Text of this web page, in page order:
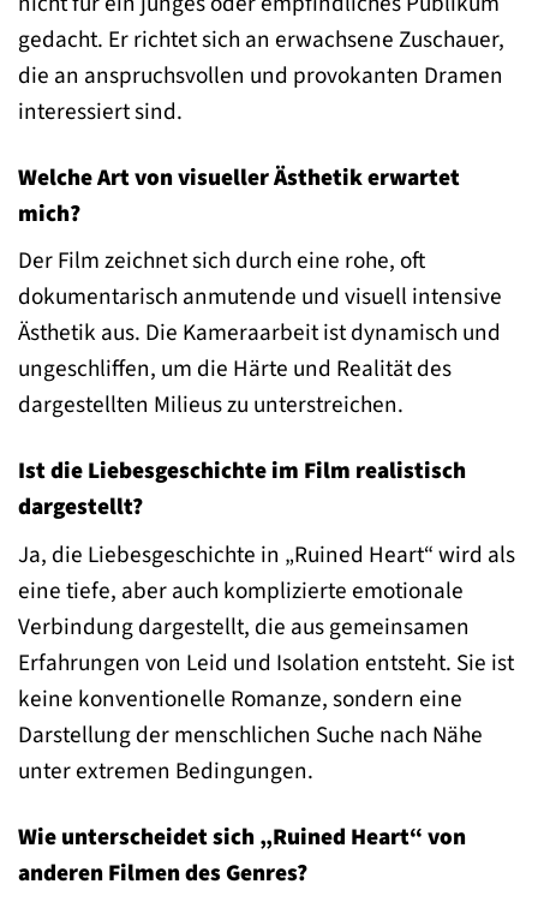
gedacht. Er richtet sich an erwachsene Zuschauer,
die an anspruchsvollen und provokanten Dramen
interessiert sind.
Welche Art von visueller Ästhetik erwartet
mich?
Der Film zeichnet sich durch eine rohe, oft
dokumentarisch anmutende und visuell intensive
Ästhetik aus. Die Kameraarbeit ist dynamisch und
ungeschliffen, um die Härte und Realität des
dargestellten Milieus zu unterstreichen.
Ist die Liebesgeschichte im Film realistisch
dargestellt?
Ja, die Liebesgeschichte in „Ruined Heart“ wird als
eine tiefe, aber auch komplizierte emotionale
Verbindung dargestellt, die aus gemeinsamen
Erfahrungen von Leid und Isolation entsteht. Sie ist
keine konventionelle Romanze, sondern eine
Darstellung der menschlichen Suche nach Nähe
unter extremen Bedingungen.
Wie unterscheidet sich „Ruined Heart“ von
anderen Filmen des Genres?